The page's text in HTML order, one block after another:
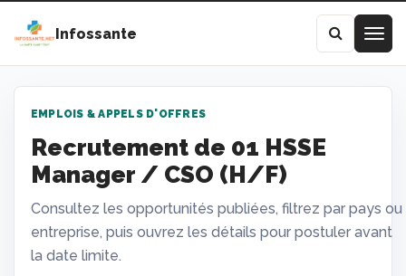
Infossante
EMPLOIS & APPELS D'OFFRES
Recrutement de 01 HSSE
Manager / CSO (H/F)
Consultez les opportunités publiées, filtrez par pays ou
entreprise, puis ouvrez les détails pour postuler avant
la date limite.